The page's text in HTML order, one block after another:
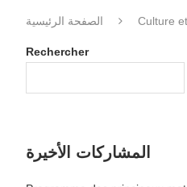
الصفحة الرئيسية Culture
Rechercher
المشاركات الأخيرة